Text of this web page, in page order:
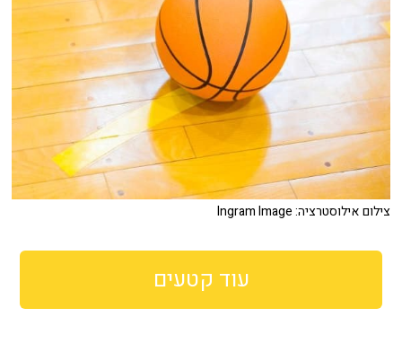
צילום אילוסטרציה: Ingram Image
עוד קטעים